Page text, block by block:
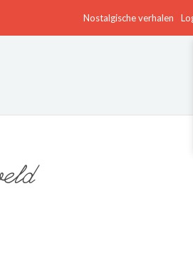
Nostalgische verhalen